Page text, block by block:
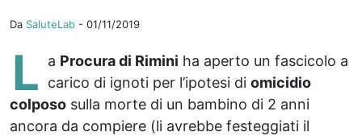
Da SaluteLab - 01/11/2019
L a Procura di Rimini ha aperto un fascicolo a
carico di ignoti per l’ipotesi di omicidio
colposo sulla morte di un bambino di 2 anni
ancora da compiere (li avrebbe festeggiati il